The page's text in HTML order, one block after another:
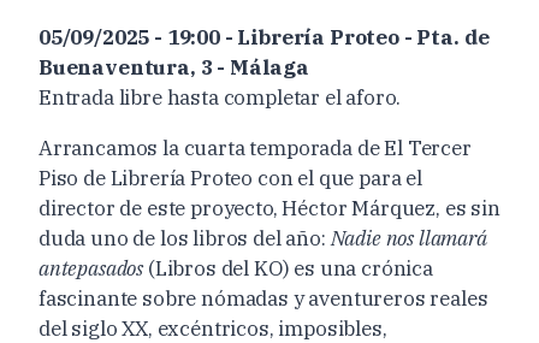
05/09/2025 - 19:00 - Librería Proteo - Pta. de
Buenaventura, 3 - Málaga
Entrada libre hasta completar el aforo.
Arrancamos la cuarta temporada de El Tercer
Piso de Librería Proteo con el que para el
director de este proyecto, Héctor Márquez, es sin
duda uno de los libros del año:Nadie nos llamará
antepasados (Libros del KO) es una crónica
fascinante sobre nómadas y aventureros reales
del siglo XX, excéntricos, imposibles,